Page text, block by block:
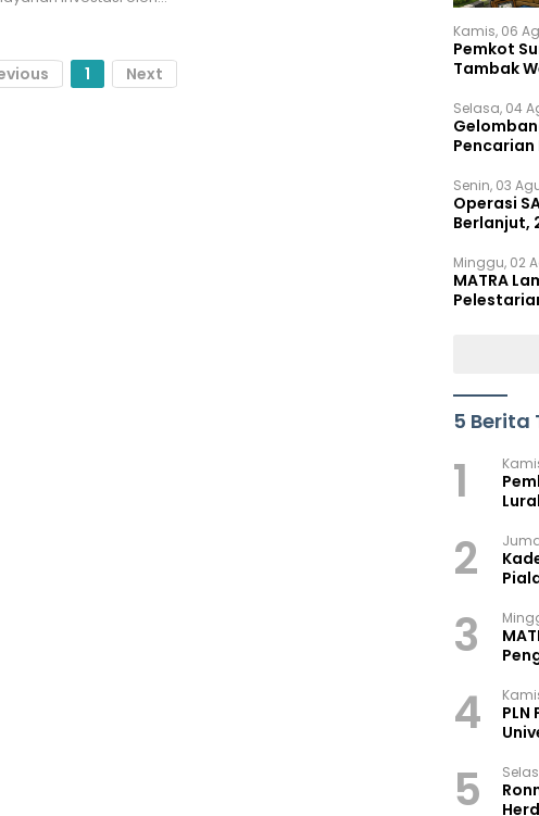
1 Next
Kamis, 06
Pemkot
Tambak
Selasa, 04
Pencarian
Senin, 03
Operasi
Berlanjut,
Minggu, 02
MATRA
5 Berita
1
2
3
4
5